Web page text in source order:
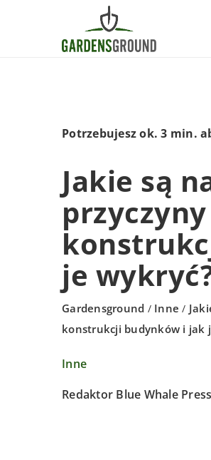
Potrzebujesz ok. 3 min.
Jakie są
je
Gardensground / Inne /
konstrukcji budynków i jak
Inne
Redaktor Blue Whale Press